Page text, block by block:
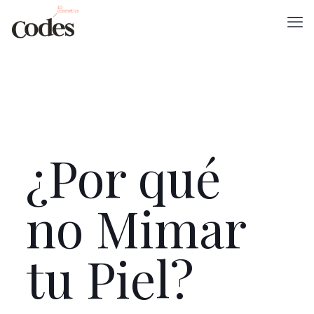
¿Por qué
no Mimar
tu Piel?